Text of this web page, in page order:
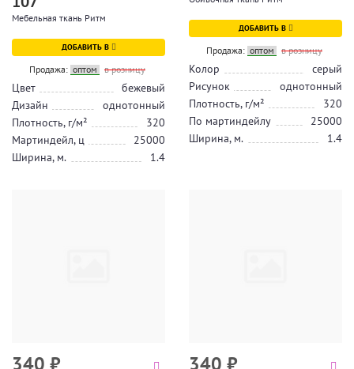
Мебельная ткань Ритм
ДОБАВИТЬ В
Продажа: оптом в розницу
Цвет
бежевый
Дизайн
однотонный
Плотность, г/м²
320
Мартиндейл, ц
25000
Ширина, м.
1.4
ДОБАВИТЬ В
Продажа: оптом в розницу
Колор
серый
Рисунок
однотонный
Плотность, г/м²
320
По мартиндейлу
25000
Ширина, м.
1.4
340 ₽ 340 ₽